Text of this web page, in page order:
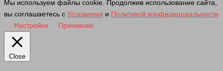
Мы используем файлы cookie. Продолжив использование сайта,
вы соглашаетесь с Условиями и Политикой конфиденциальности
Настройки
Принимаю
Close